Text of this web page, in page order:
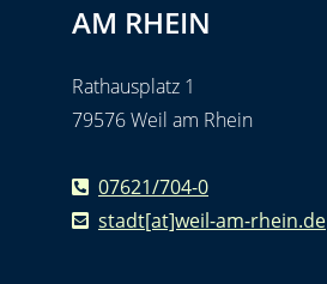
AM RHEIN
Rathausplatz 1
79576 Weil am Rhein
07621/704-0
stadt[at]weil-am-rhein.de